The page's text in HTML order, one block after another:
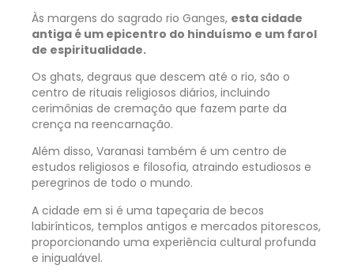
Às margens do sagrado rio Ganges, esta cidade
antiga é um epicentro do hinduísmo e um farol
de espiritualidade.
Os ghats, degraus que descem até o rio, são o
centro de rituais religiosos diários, incluindo
cerimônias de cremação que fazem parte da
crença na reencarnação.
Além disso, Varanasi também é um centro de
estudos religiosos e filosofia, atraindo estudiosos e
peregrinos de todo o mundo.
A cidade em si é uma tapeçaria de becos
labirínticos, templos antigos e mercados pitorescos,
proporcionando uma experiência cultural profunda
e inigualável.